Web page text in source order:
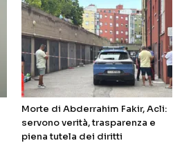
Morte di Abderrahim Fakir, Acli:
servono verità, trasparenza e
piena tutela dei diritti